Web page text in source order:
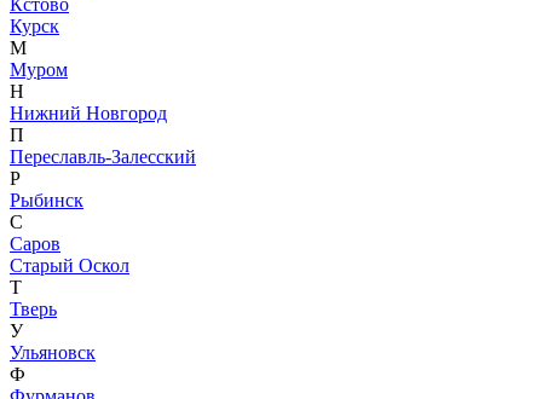
Кстово
Курск
М
Муром
Н
Нижний Новгород
П
Переславль-Залесский
Р
Рыбинск
С
Саров
Старый Оскол
Т
Тверь
У
Ульяновск
Ф